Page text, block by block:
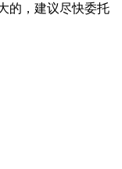
的，建议尽快委托